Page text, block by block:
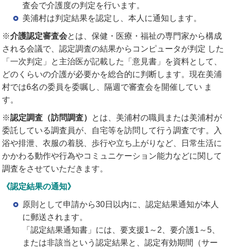
査会で介護度の判定を行います。
美浦村は判定結果を認定し、本人に通知します。
※介護認定審査会とは、保健・医療・福祉の専門家から構成
される会議で、認定調査の結果からコンピュータが判定 した
「一次判定」と主治医が記載した「意見書」を資料として、
どのくらいの介護が必要かを総合的に判断します。現在美浦
村では6名の委員を委嘱し、隔週で審査会を開催してい ま
す。
※認定調査（訪問調査） とは、美浦村の職員または美浦村が
委託している調査員が、自宅等を訪問して行う調査です。入
浴や排泄、衣服の着脱、歩行や立ち上がりなど、日常生活に
かかわる動作や行為やコミュニケーション能力などに関して
調査をさせていただきます。
《認定結果の通知》
原則として申請から30日以内に、認定結果通知が本人
に郵送されます。
「認定結果通知書」には、要支援1～2、要介護1～5、
または非該当という認定結果と、認定有効期間（サー